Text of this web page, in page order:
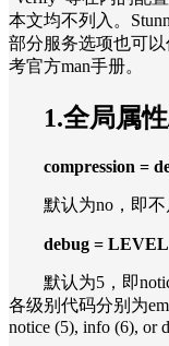
本文均不列入。
部分服务选项也可
考官方man手册。
1.全局属
compression =
默认为no，即
debug = LEVEL
默认为5，即
各级别代码分别为
notice (5), info (6), or